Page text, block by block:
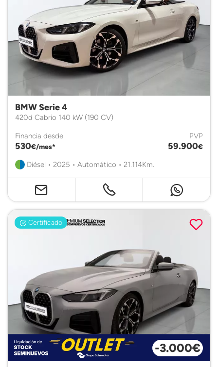
BMW Serie 4
420d Cabrio 140 kW (190 CV)
Financia desde
530€/mes*
PVP
59.900€
Diésel • 2025 • Automático • 21.114Km.
Certificado
-3.000€